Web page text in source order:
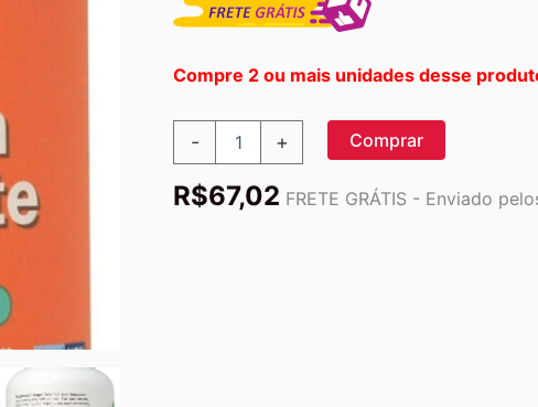
Compre 2 ou mais unidades desse
-
Em
+ Comprar
R$67,02 FRETE GRÁTIS - Enviado